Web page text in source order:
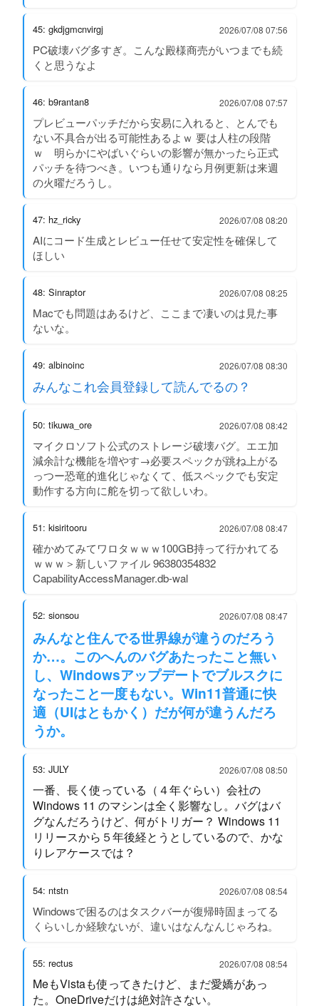
45: gkdjgmcnvirgj 2026/07/08 07:56
PC破壊バグ多すぎ。こんな殿様商売がいつまでも続
くと思うなよ
46: b9rantan8 2026/07/08 07:57
プレビューパッチだから安易に入れると、とんでも
ない不具合が出る可能性あるよｗ 要は人柱の段階
ｗ 明らかにやばいぐらいの影響が無かったら正式
パッチを待つべき。いつも通りなら月例更新は来週
の火曜だろうし。
47: hz_ricky 2026/07/08 08:20
AIにコード生成とレビュー任せて安定性を確保して
ほしい
48: Sinraptor 2026/07/08 08:25
Macでも問題はあるけど、ここまで凄いのは見た事
ないな。
49: albinoinc 2026/07/08 08:30
みんなこれ会員登録して読んでるの？
50: tikuwa_ore 2026/07/08 08:42
マイクロソフト公式のストレージ破壊バグ。エエ加
減余計な機能を増やす→必要スペックが跳ね上がる
っつー恐竜的進化じゃなくて、低スペックでも安定
動作する方向に舵を切って欲しいわ。
51: kisiritooru 2026/07/08 08:47
確かめてみてワロタｗｗｗ100GB持って行かれてる
ｗｗｗ＞新しいファイル 96380354832
CapabilityAccessManager.db-wal
52: sionsou 2026/07/08 08:47
みんなと住んでる世界線が違うのだろう
か…。このへんのバグあたったこと無い
し、Windowsアップデートでブルスクに
なったこと一度もない。Win11普通に快
適（UIはともかく）だが何が違うんだろ
うか。
53: JULY 2026/07/08 08:50
一番、長く使っている（４年ぐらい）会社の
Windows 11 のマシンは全く影響なし。バグはバ
グなんだろうけど、何がトリガー？ Windows 11
リリースから５年後経とうとしているので、かな
りレアケースでは？
54: ntstn 2026/07/08 08:54
Windowsで困るのはタスクバーが復帰時固まってる
くらいしか経験ないが、違いはなんなんじゃろね。
55: rectus 2026/07/08 08:54
MeもVistaも使ってきたけど、まだ愛嬌があっ
た。OneDriveだけは絶対許さない。